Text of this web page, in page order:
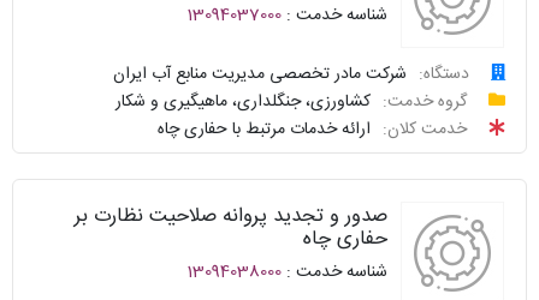
سوالات
سامانه
خدمات
دولت
توافقنامه
نظرسنجی
سوالات
شناسه خدمت : 13094037000
دستگاه:
شرکت مادر تخصصی مدیریت منابع آب ایران
گروه خدمت:
کشاورزی، جنگلداری، ماهیگیری و شکار
خدمت کلان:
ارائه خدمات مرتبط با حفاری چاه
درخواست
پیگیری
واحد
پاسخگو
صدور و تجدید پروانه صلاحیت نظارت بر
حفاری چاه
شناسه خدمت : 13094038000